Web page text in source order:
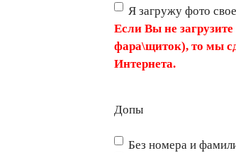
Я загружу фото
Если Вы не
фара\щиток), то мы
Интернета.
Допы
Без номера и